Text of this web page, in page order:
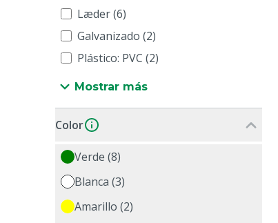
Læder (6)
Galvanizado (2)
Plástico: PVC (2)
Mostrar más
Color
Verde (8)
Blanca (3)
Amarillo (2)